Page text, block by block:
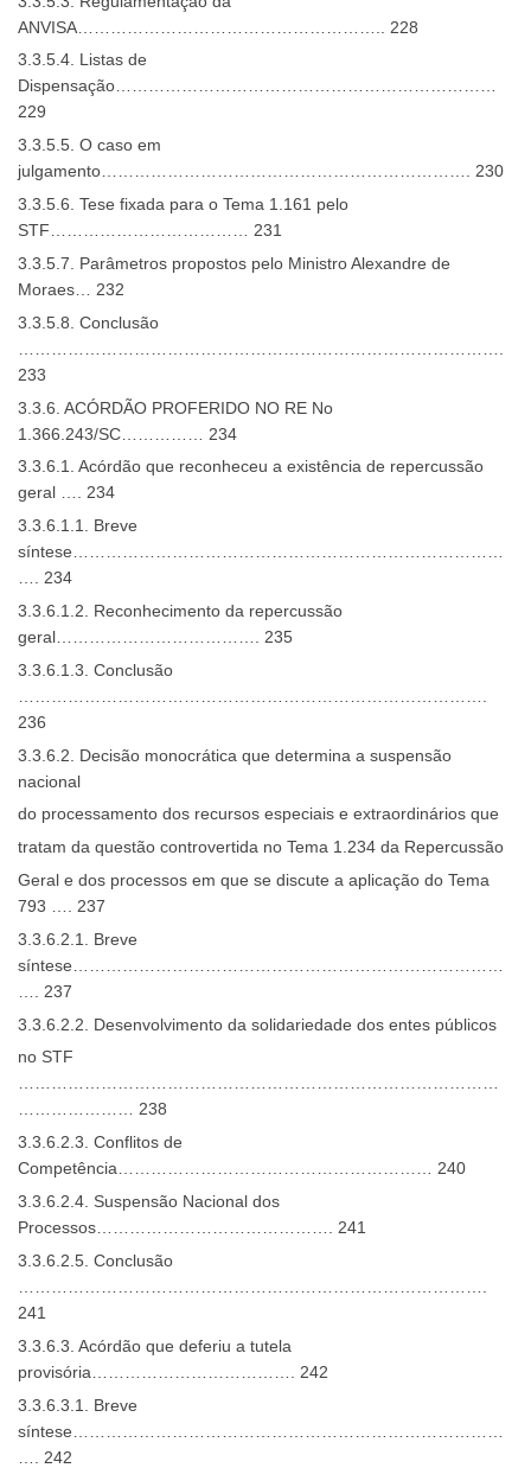
ANVISA……………………………………………….. 228
3.3.5.4. Listas de
Dispensação……………………………………………………………
229
3.3.5.5. O caso em
julgamento…………………………………………………………. 230
3.3.5.6. Tese fixada para o Tema 1.161 pelo
STF……………………………… 231
3.3.5.7. Parâmetros propostos pelo Ministro Alexandre de
Moraes… 232
3.3.5.8. Conclusão
233
3.3.6. ACÓRDÃO PROFERIDO NO RE No
1.366.243/SC…………… 234
3.3.6.1. Acórdão que reconheceu a existência de repercussão
geral …. 234
3.3.6.1.1. Breve
síntese……………………………………………………………………
…. 234
3.3.6.1.2. Reconhecimento da repercussão
geral………………………………. 235
3.3.6.1.3. Conclusão
236
3.3.6.2. Decisão monocrática que determina a suspensão
nacional
do processamento dos recursos especiais e extraordinários que
tratam da questão controvertida no Tema 1.234 da Repercussão
Geral e dos processos em que se discute a aplicação do Tema
793 …. 237
3.3.6.2.1. Breve
síntese……………………………………………………………………
…. 237
3.3.6.2.2. Desenvolvimento da solidariedade dos entes públicos
no STF
……………………………………………………………………………
………………… 238
3.3.6.2.3. Conflitos de
Competência………………………………………………… 240
3.3.6.2.4. Suspensão Nacional dos
Processos……………………………………. 241
3.3.6.2.5. Conclusão
241
3.3.6.3. Acórdão que deferiu a tutela
provisória………………………………. 242
3.3.6.3.1. Breve
síntese……………………………………………………………………
…. 242